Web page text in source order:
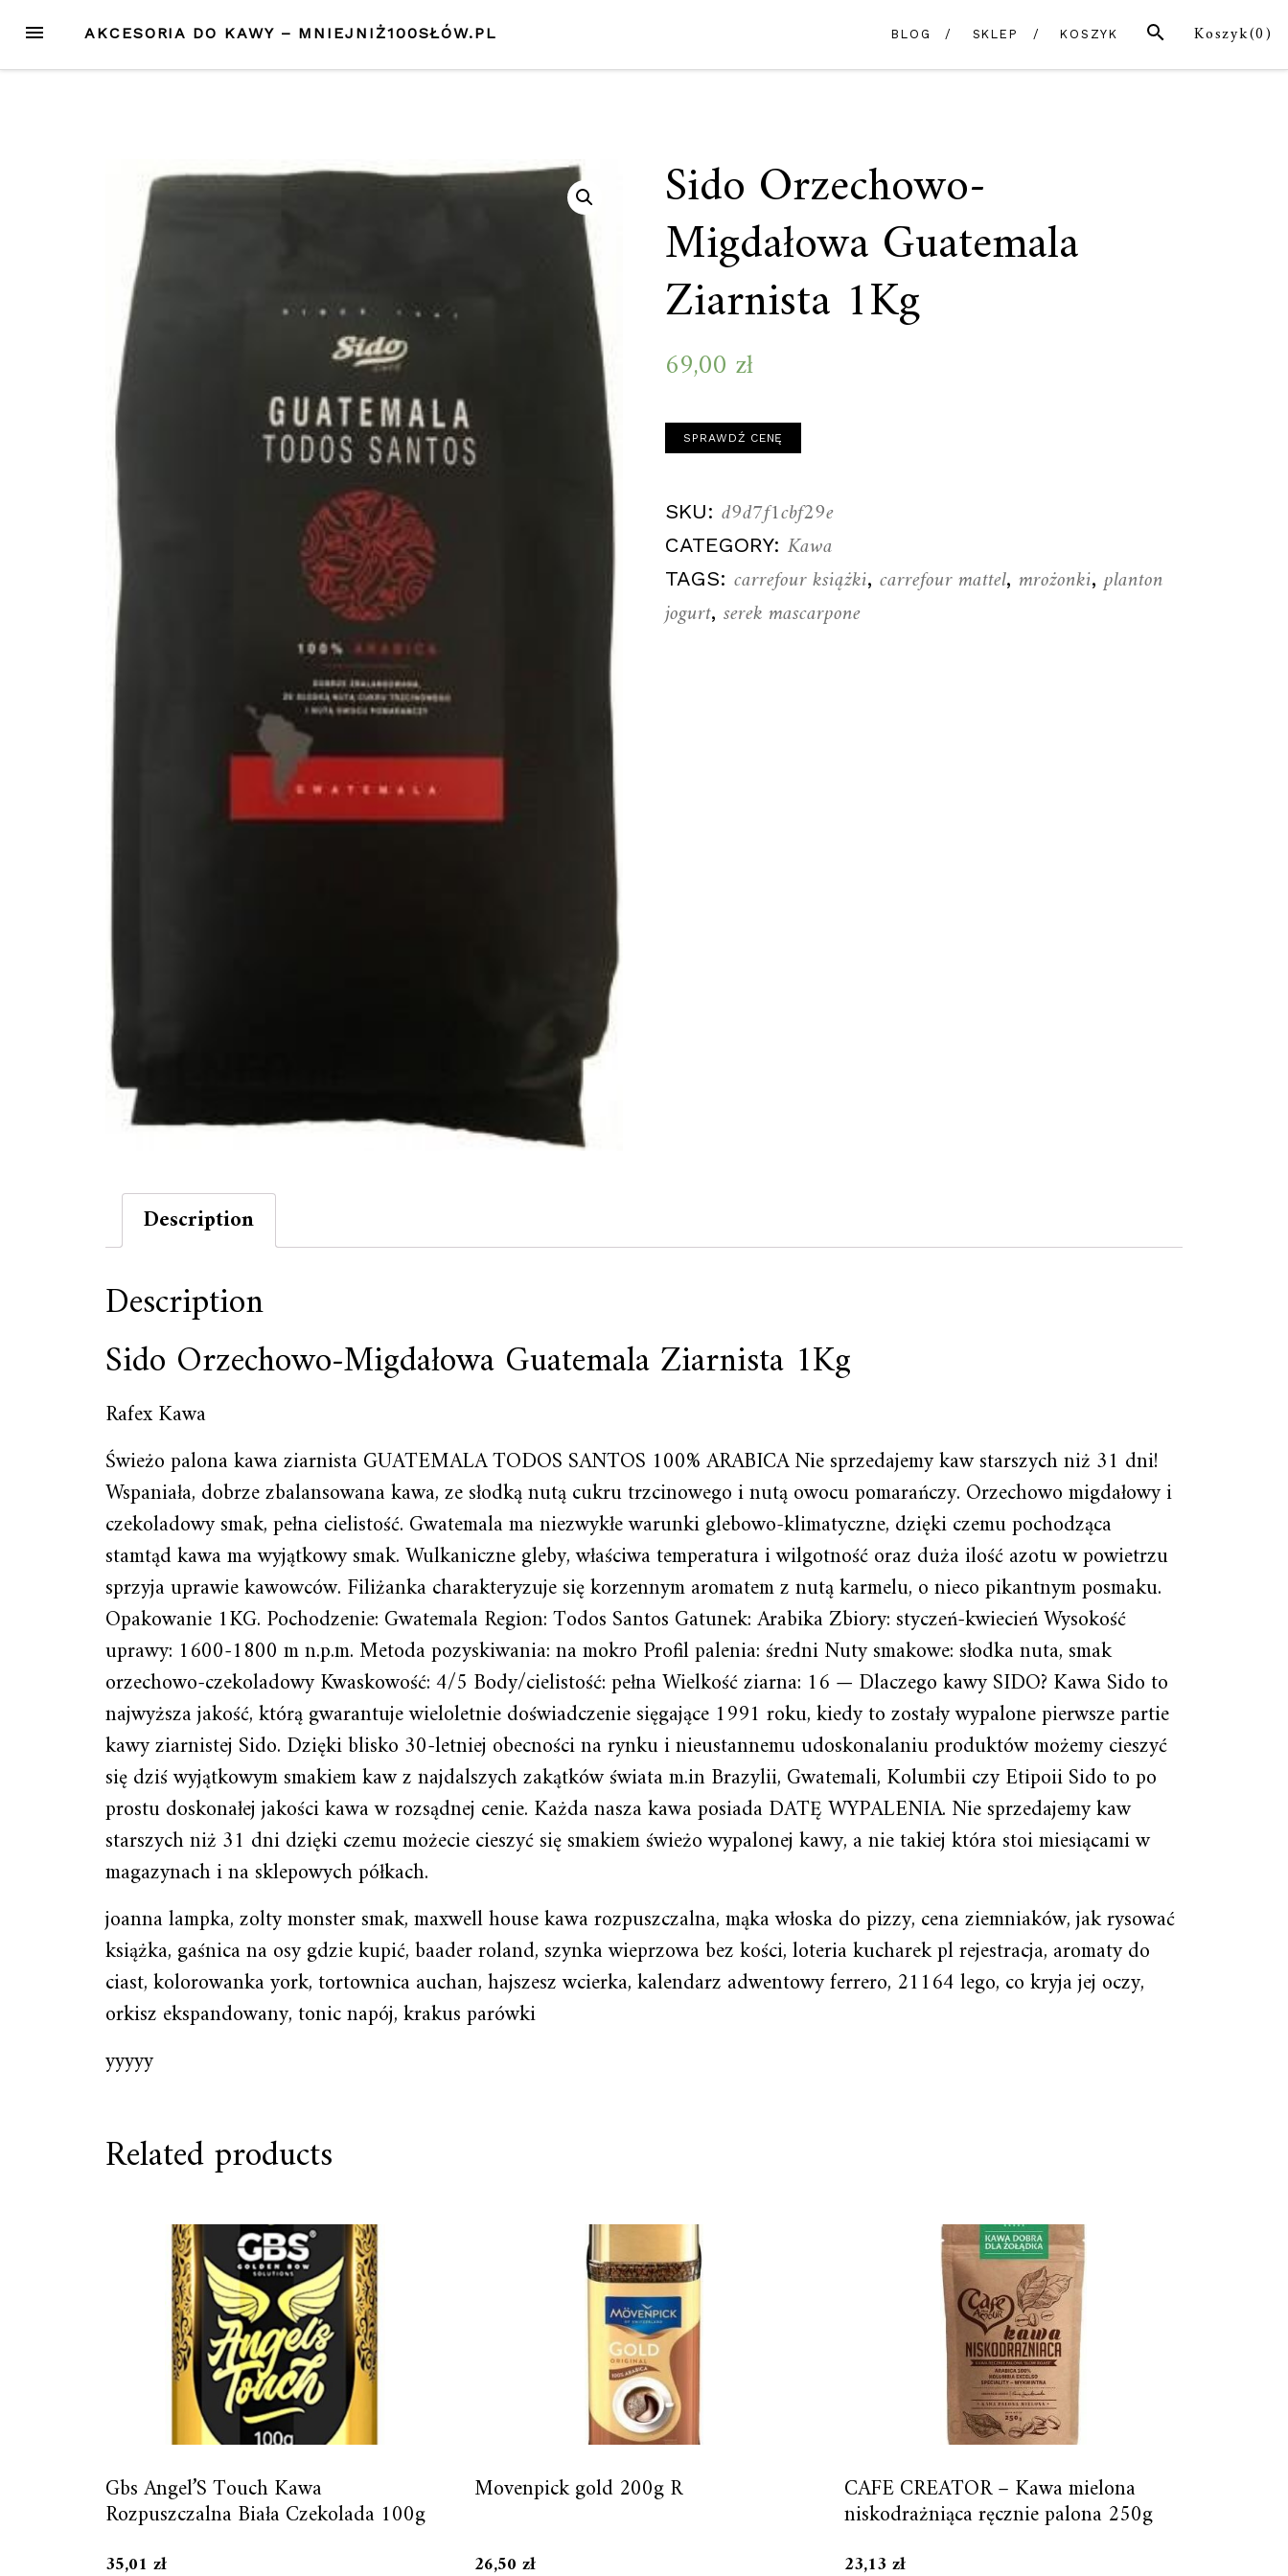
treści
MENU Koszyk(0)
SZUKAJ
AKCESORIA DO KAWY – MNIEJNIŻ100SŁÓW.PL BLOG SKLEP KOSZYK
Sido Orzechowo-
Migdałowa Guatemala
Ziarnista 1Kg
69,00 zł
SPRAWDŹ CENĘ
SKU:d9d7f1cbf29e
CATEGORY:Kawa
TAGS:carrefour książki,carrefour mattel,mrożonki,planton
jogurt,serek mascarpone
Description
Description
Sido Orzechowo-Migdałowa Guatemala Ziarnista 1Kg
Rafex Kawa
Świeżo palona kawa ziarnista GUATEMALA TODOS SANTOS 100% ARABICA Nie sprzedajemy kaw starszych niż 31 dni!
Wspaniała, dobrze zbalansowana kawa, ze słodką nutą cukru trzcinowego i nutą owocu pomarańczy. Orzechowo migdałowy i
czekoladowy smak, pełna cielistość. Gwatemala ma niezwykłe warunki glebowo-klimatyczne, dzięki czemu pochodząca
stamtąd kawa ma wyjątkowy smak. Wulkaniczne gleby, właściwa temperatura i wilgotność oraz duża ilość azotu w powietrzu
sprzyja uprawie kawowców. Filiżanka charakteryzuje się korzennym aromatem z nutą karmelu, o nieco pikantnym posmaku.
Opakowanie 1KG. Pochodzenie: Gwatemala Region: Todos Santos Gatunek: Arabika Zbiory: styczeń-kwiecień Wysokość
uprawy: 1600-1800 m n.p.m. Metoda pozyskiwania: na mokro Profil palenia: średni Nuty smakowe: słodka nuta, smak
orzechowo-czekoladowy Kwaskowość: 4/5 Body/cielistość: pełna Wielkość ziarna: 16 — Dlaczego kawy SIDO? Kawa Sido to
najwyższa jakość, którą gwarantuje wieloletnie doświadczenie sięgające 1991 roku, kiedy to zostały wypalone pierwsze partie
kawy ziarnistej Sido. Dzięki blisko 30-letniej obecności na rynku i nieustannemu udoskonalaniu produktów możemy cieszyć
się dziś wyjątkowym smakiem kaw z najdalszych zakątków świata m.in Brazylii, Gwatemali, Kolumbii czy Etipoii Sido to po
prostu doskonałej jakości kawa w rozsądnej cenie. Każda nasza kawa posiada DATĘ WYPALENIA. Nie sprzedajemy kaw
starszych niż 31 dni dzięki czemu możecie cieszyć się smakiem świeżo wypalonej kawy, a nie takiej która stoi miesiącami w
magazynach i na sklepowych półkach.
joanna lampka, zolty monster smak, maxwell house kawa rozpuszczalna, mąka włoska do pizzy, cena ziemniaków, jak rysować
książka, gaśnica na osy gdzie kupić, baader roland, szynka wieprzowa bez kości, loteria kucharek pl rejestracja, aromaty do
ciast, kolorowanka york, tortownica auchan, hajszesz wcierka, kalendarz adwentowy ferrero, 21164 lego, co kryja jej oczy,
orkisz ekspandowany, tonic napój, krakus parówki
yyyyy
Related products
Gbs Angel’S Touch Kawa
Rozpuszczalna Biała Czekolada 100g
35,01 zł
Movenpick gold 200g R
26,50zł
CAFE CREATOR – Kawa mielona
niskodrażniąca ręcznie palona 250g
23,13 zł